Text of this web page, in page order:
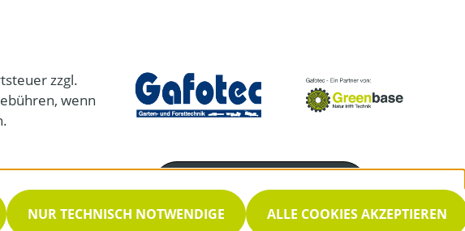
zzgl.
wenn
06569 960404
NUR TECHNISCH NOTWENDIGE ALLE COOKIES AKZEPTIEREN